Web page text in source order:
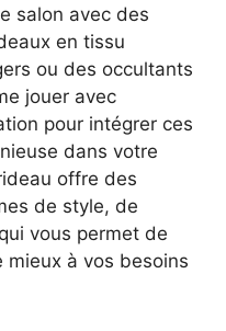
salon avec des
en tissu
ou des occultants
jouer avec
pour intégrer ces
dans votre
offre des
de style, de
vous permet de
mieux à vos besoins